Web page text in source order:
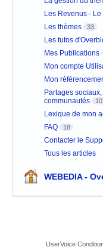
Les Revenus -
Les thèmes 33
Les tutos
Mes Publications
Mon compte
Mon
Partages
communautés
10
Lexique de mon
FAQ 18
Contacter le
Tous les articles
WEBEDIA -
UserVoice